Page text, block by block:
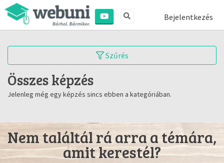
Bejelentkezés
Szűrés
Összes képzés
Jelenleg még egy képzés sincs ebben a kategóriában.
Nem találtál rá arra a témára,
amit kerestél?